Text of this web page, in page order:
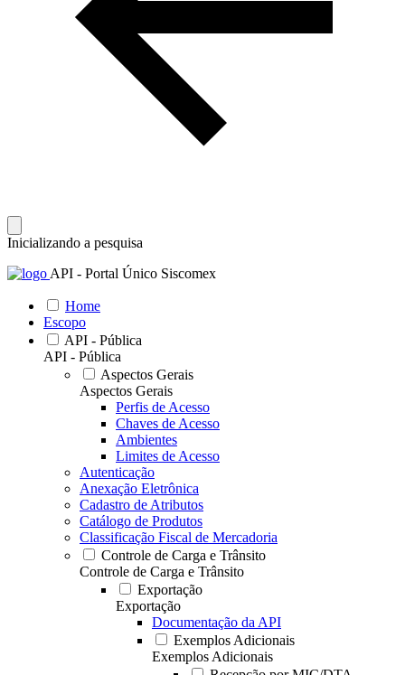
Inicializando a pesquisa
API - Portal Único Siscomex
Home
Escopo
API - Pública
API - Pública
Aspectos Gerais
Aspectos Gerais
Perfis de Acesso
Chaves de Acesso
Ambientes
Limites de Acesso
Autenticação
Anexação Eletrônica
Cadastro de Atributos
Catálogo de Produtos
Classificação Fiscal de Mercadoria
Controle de Carga e Trânsito
Controle de Carga e Trânsito
Exportação
Exportação
Documentação da API
Exemplos Adicionais
Exemplos Adicionais